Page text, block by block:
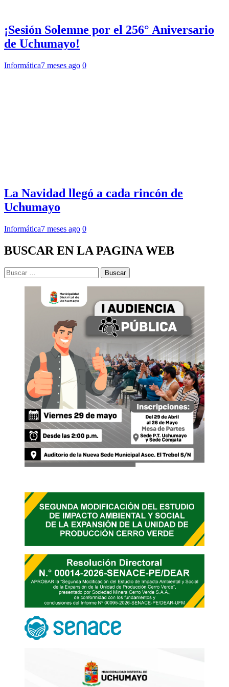
¡Sesión Solemne por el 256° Aniversario
de Uchumayo!
Informática7 meses ago 0
La Navidad llegó a cada rincón de
Uchumayo
Informática7 meses ago 0
BUSCAR EN LA PAGINA WEB
Buscar: